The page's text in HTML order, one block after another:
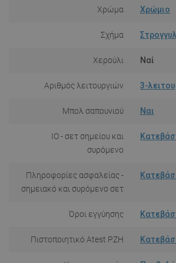
Χρώμα Χρώμιο
Σχήμα
Χερούλι Ναί
Αριθμός λειτουργιών 3-
Μπολ σαπουνιού Ναι
IO - σετ σημείου και
συρόμενο
Πληροφορίες ασφαλείας -
σημειακό και συρόμενο σετ
Όροι εγγύησης
Πιστοποιητικό Atest PZH